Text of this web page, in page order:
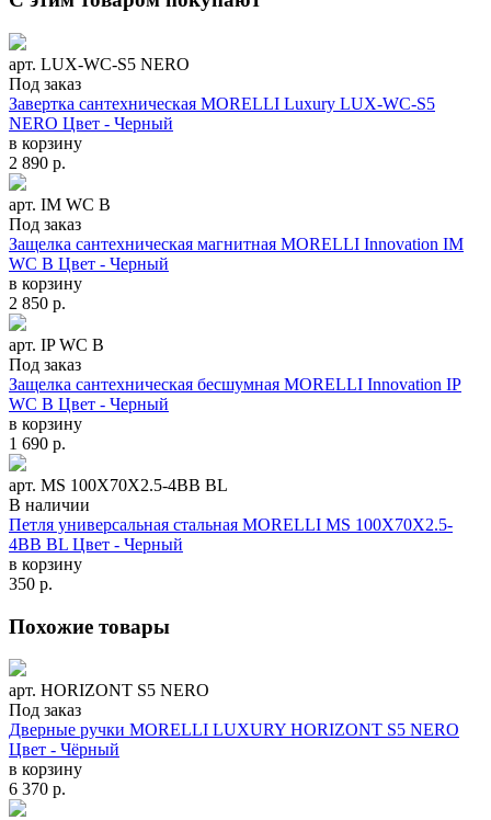
арт. LUX-WC-S5 NERO
Под заказ
Завертка сантехническая MORELLI Luxury LUX-WC-S5
NERO Цвет - Черный
в корзину
2 890 р.
арт. IM WC B
Под заказ
Защелка сантехническая магнитная MORELLI Innovation IM
WC B Цвет - Черный
в корзину
2 850 р.
арт. IP WC B
Под заказ
Защелка сантехническая бесшумная MORELLI Innovation IP
WC B Цвет - Черный
в корзину
1 690 р.
арт. MS 100X70X2.5-4BB BL
В наличии
Петля универсальная стальная MORELLI MS 100X70X2.5-
4BB BL Цвет - Черный
в корзину
350 р.
Похожие товары
арт. HORIZONT S5 NERO
Под заказ
Дверные ручки MORELLI LUXURY HORIZONT S5 NERO
Цвет - Чёрный
в корзину
6 370 р.